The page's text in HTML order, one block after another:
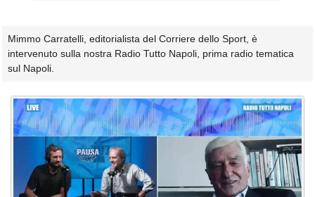
Mimmo Carratelli, editorialista del Corriere dello Sport, è
intervenuto sulla nostra Radio Tutto Napoli, prima radio tematica
sul Napoli.